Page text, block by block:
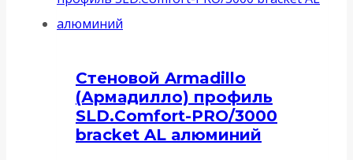
Стеновой Armadillo
(Армадилло) профиль
SLD.Comfort-PRO/3000
bracket AL алюминий